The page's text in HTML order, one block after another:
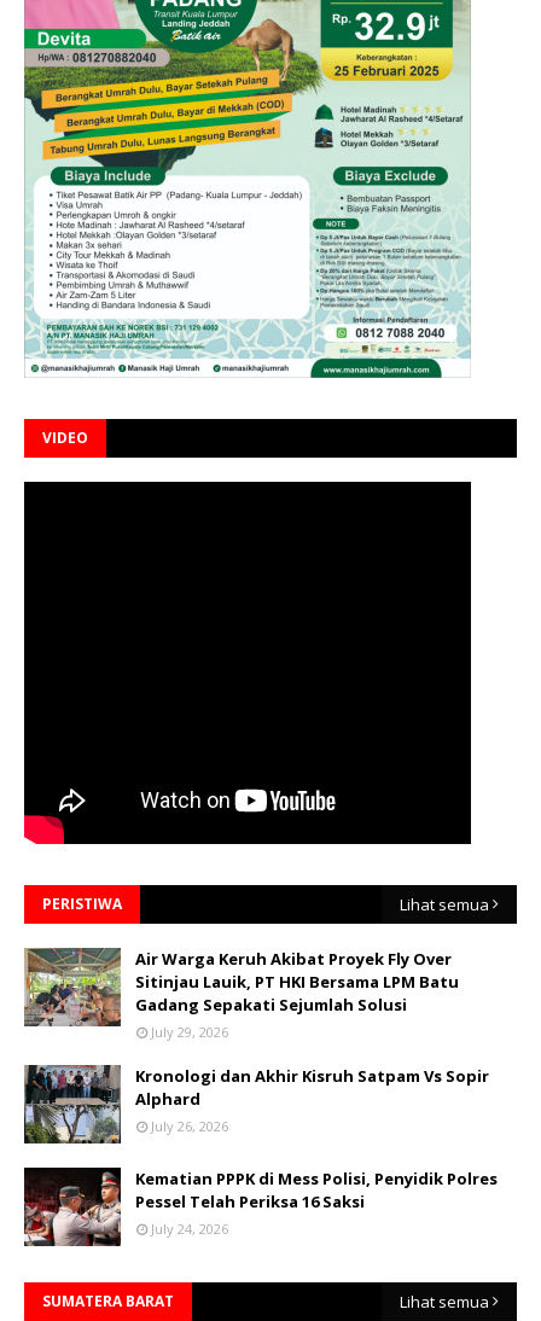
VIDEO
PERISTIWA Lihat semua
Air Warga Keruh Akibat Proyek Fly Over
Sitinjau Lauik, PT HKI Bersama LPM Batu
Gadang Sepakati Sejumlah Solusi
July 29, 2026
Kronologi dan Akhir Kisruh Satpam Vs Sopir
Alphard
July 26, 2026
Kematian PPPK di Mess Polisi, Penyidik Polres
Pessel Telah Periksa 16 Saksi
July 24, 2026
SUMATERA BARAT Lihat semua